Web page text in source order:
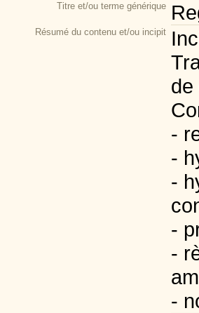
Titre et/ou terme générique
Résumé du contenu et/ou incipit
de
-
-
-
-
-
-